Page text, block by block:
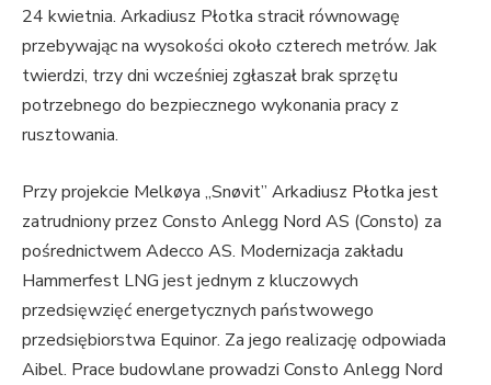
24 kwietnia. Arkadiusz Płotka stracił równowagę
przebywając na wysokości około czterech metrów. Jak
twierdzi, trzy dni wcześniej zgłaszał brak sprzętu
potrzebnego do bezpiecznego wykonania pracy z
rusztowania.
Przy projekcie Melkøya „Snøvit” Arkadiusz Płotka jest
zatrudniony przez Consto Anlegg Nord AS (Consto) za
pośrednictwem Adecco AS. Modernizacja zakładu
Hammerfest LNG jest jednym z kluczowych
przedsięwzięć energetycznych państwowego
przedsiębiorstwa Equinor. Za jego realizację odpowiada
Aibel. Prace budowlane prowadzi Consto Anlegg Nord